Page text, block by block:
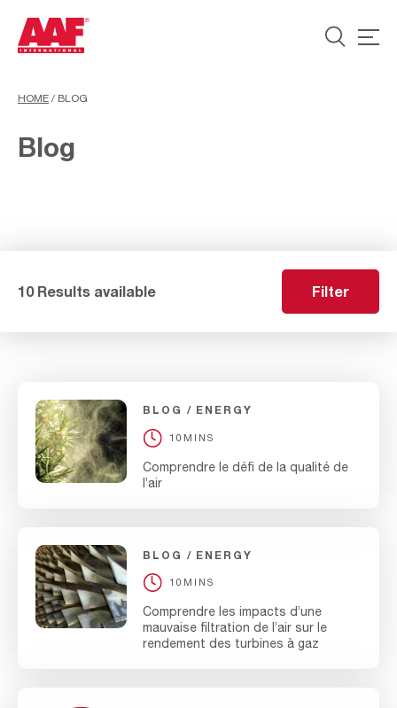
HOME / BLOG
Blog
10 Results available Filter
BLOG ENERGY
10MINS
Comprendre le défi de la qualité de
l’air
BLOG ENERGY
10MINS
Comprendre les impacts d’une
mauvaise filtration de l’air sur le
rendement des turbines à gaz